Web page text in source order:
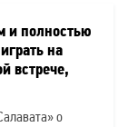
и полностью
на
встрече,
о